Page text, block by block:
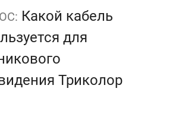
Какой кабель
для
Триколор